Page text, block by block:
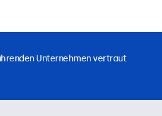
Unternehmen vertraut